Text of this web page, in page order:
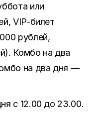
или
VIP-билет
рублей,
Комбо на два
на два дня —
с 12.00 до 23.00.